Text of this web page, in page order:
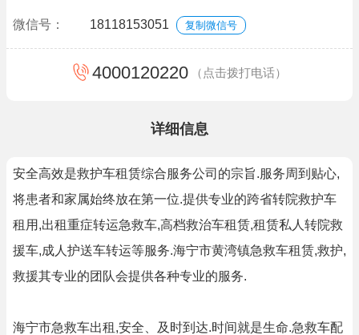
微信号： 18118153051 复制微信号
4000120220 （点击拨打电话）
详细信息
安全高效是救护车租赁综合服务公司的宗旨.服务周到贴心,
将患者和家属始终放在第一位.提供专业的跨省转院救护车
租用,出租重症转运急救车,高档救治车租赁,租赁私人转院救
援车,成人护送车转运等服务.海宁市黄湾镇急救车租赁,救护,
救援其专业的团队会提供各种专业的服务.
海宁市急救车出租,安全、及时到达.时间就是生命.急救车配